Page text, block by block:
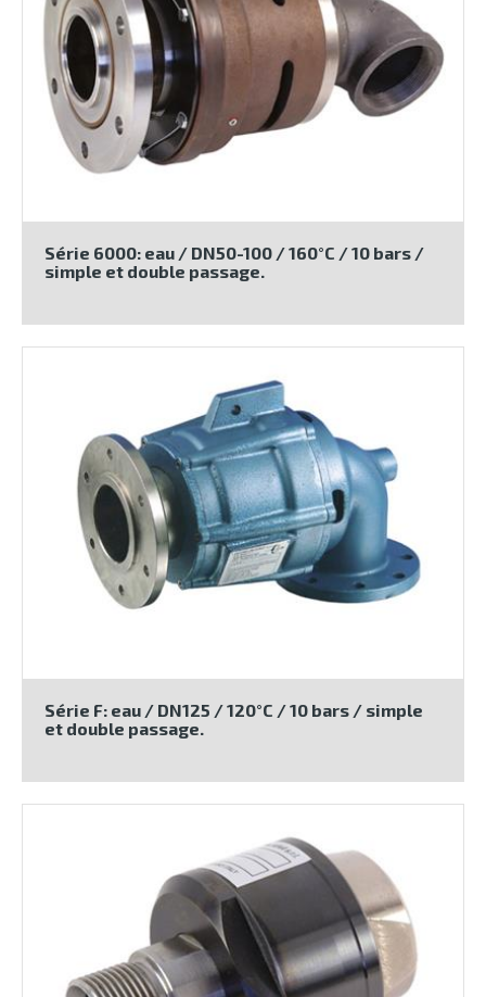
Série 6000: eau / DN50-100 / 160°C / 10 bars /
simple et double passage.
Série F: eau / DN125 / 120°C / 10 bars / simple
et double passage.